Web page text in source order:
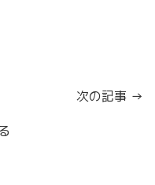
次の記事 →